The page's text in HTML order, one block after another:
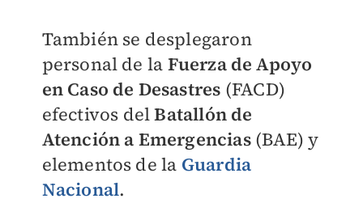
También se desplegaron
personal de la Fuerza de Apoyo
en Caso de Desastres (FACD)
efectivos delBatallón de
Atención a Emergencias(BAE) y
elementos de la Guardia
Nacional.